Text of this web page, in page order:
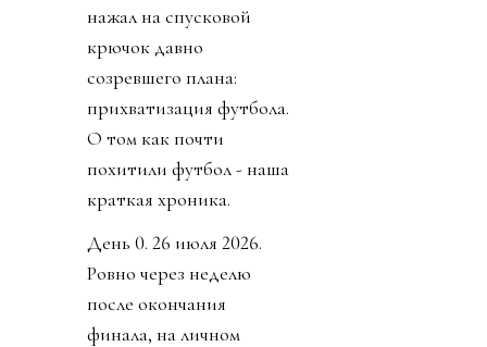
нажал на спусковой
крючок давно
созревшего плана:
прихватизация футбола.
О том как почти
похитили футбол - наша
краткая хроника.
День 0. 26 июля 2026.
Ровно через неделю
после окончания
финала, на личном